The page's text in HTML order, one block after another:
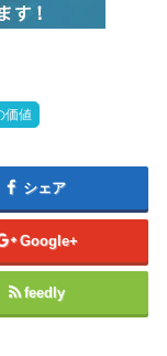
価値
シェア
Google+
feedly